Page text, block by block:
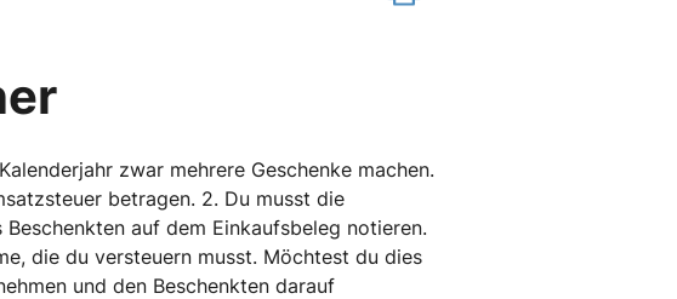
zwar mehrere Geschenke machen.
betragen. 2. Du musst die
auf dem Einkaufsbeleg notieren.
die du versteuern musst. Möchtest du dies
und den Beschenkten darauf